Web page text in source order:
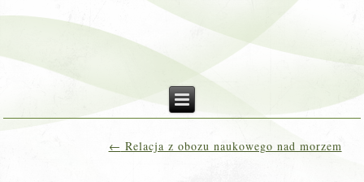
← Relacja z obozu naukowego nad morzem